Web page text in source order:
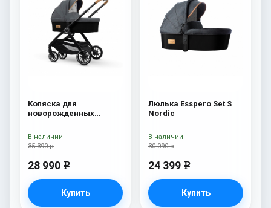
Коляска для
новорожденных
35 390 р
28 990 e
Купить
В наличии
Люлька Esspero Set S
Nordic
30 090 р
24 399 e
Купить
В наличии